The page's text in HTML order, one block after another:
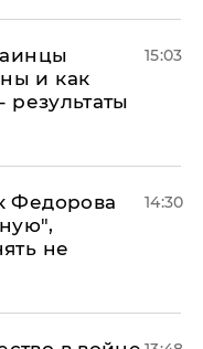
и как
результаты
15:03
Федорова
не
14:30